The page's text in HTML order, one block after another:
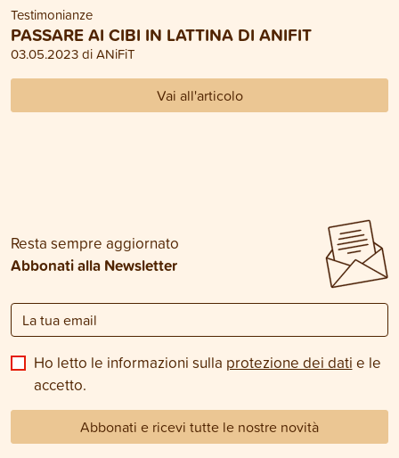
Testimonianze
PASSARE AI CIBI IN LATTINA DI ANIFIT
03.05.2023 di ANiFiT
Vai all'articolo
Resta sempre aggiornato
Abbonati alla Newsletter
Ho letto le informazioni sulla protezione dei dati e le
accetto.
Abbonati e ricevi tutte le nostre novità